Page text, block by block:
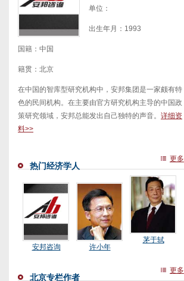
单位：
出生年月：1993
国籍：中国
籍贯：北京
在中国的智库型研究机构中，安邦集团是一家颇有特
色的民间机构。在主要由官方研究机构主导的中国政
策研究领域，安邦总能发出自己独特的声音。 详细资
料>>
热门经济学人
更多
安邦咨询 许小年
茅于轼
北京专栏作者
更多